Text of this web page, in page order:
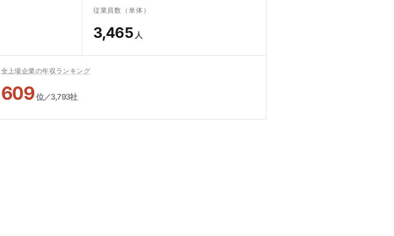
従業員数（単体）
3,465 人
全上場企業の年収ランキング
609位／3,793社